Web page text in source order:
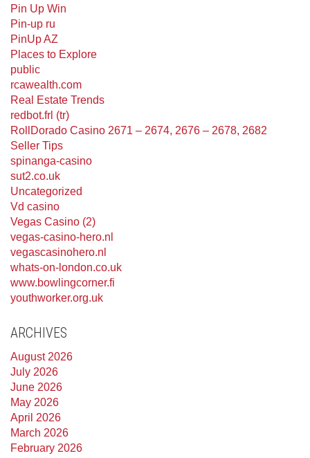
Pin Up Win
Pin-up ru
PinUp AZ
Places to Explore
public
rcawealth.com
Real Estate Trends
redbot.frl (tr)
RollDorado Casino 2671 – 2674, 2676 – 2678, 2682
Seller Tips
spinanga-casino
sut2.co.uk
Uncategorized
Vd casino
Vegas Casino (2)
vegas-casino-hero.nl
vegascasinohero.nl
whats-on-london.co.uk
www.bowlingcorner.fi
youthworker.org.uk
ARCHIVES
August 2026
July 2026
June 2026
May 2026
April 2026
March 2026
February 2026